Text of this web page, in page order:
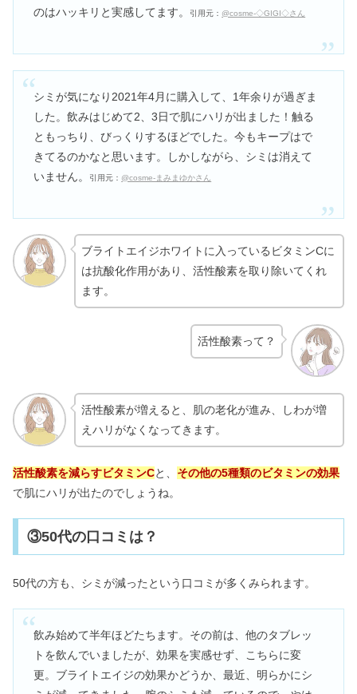
のはハッキリと実感してます。
引用元： @cosme-◇GIGI◇さん
シミが気になり2021年4月に購入して、1年余りが過ぎま
した。飲みはじめて2、3日で肌にハリが出ました！触る
ともっちり、びっくりするほどでした。今もキープはで
きてるのかなと思います。しかしながら、シミは消えて
いません。
引用元： @cosme-まみまゆかさん
ブライトエイジホワイトに入っているビタミンCに
は抗酸化作用があり、活性酸素を取り除いてくれ
ます。
活性酸素って？
活性酸素が増えると、肌の老化が進み、しわが増
えハリがなくなってきます。
活性酸素を減らすビタミンCと、 その他の5種類のビタミンの効果
で肌にハリが出たのでしょうね。
③50代の口コミは？
50代の方も、シミが減ったという口コミが多くみられます。
飲み始めて半年ほどたちます。その前は、他のタブレッ
トを飲んでいましたが、効果を実感せず、こちらに変
更。ブライトエイジの効果かどうか、最近、明らかにシ